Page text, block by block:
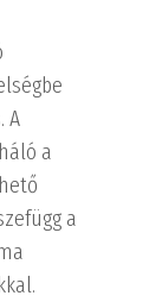
A
a
a